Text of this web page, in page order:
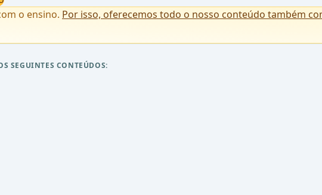
o ensino. Por isso, oferecemos todo o nosso conteúdo também
SEGUINTES CONTEÚDOS: